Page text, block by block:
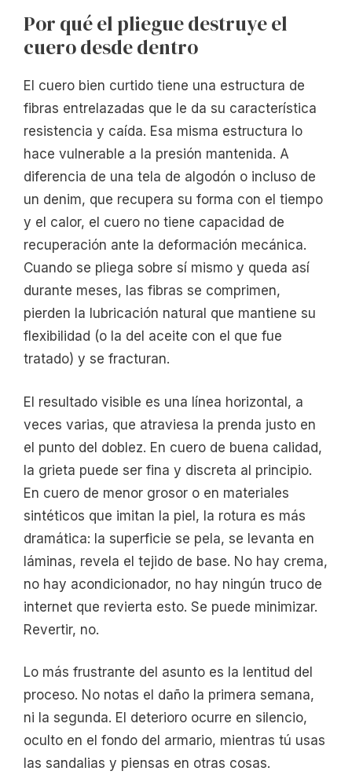
Por qué el pliegue destruye el
cuero desde dentro
El cuero bien curtido tiene una estructura de
fibras entrelazadas que le da su característica
resistencia y caída. Esa misma estructura lo
hace vulnerable a la presión mantenida. A
diferencia de una tela de algodón o incluso de
un denim, que recupera su forma con el tiempo
y el calor, el cuero no tiene capacidad de
recuperación ante la deformación mecánica.
Cuando se pliega sobre sí mismo y queda así
durante meses, las fibras se comprimen,
pierden la lubricación natural que mantiene su
flexibilidad (o la del aceite con el que fue
tratado) y se fracturan.
El resultado visible es una línea horizontal, a
veces varias, que atraviesa la prenda justo en
el punto del doblez. En cuero de buena calidad,
la grieta puede ser fina y discreta al principio.
En cuero de menor grosor o en materiales
sintéticos que imitan la piel, la rotura es más
dramática: la superficie se pela, se levanta en
láminas, revela el tejido de base. No hay crema,
no hay acondicionador, no hay ningún truco de
internet que revierta esto. Se puede minimizar.
Revertir, no.
Lo más frustrante del asunto es la lentitud del
proceso. No notas el daño la primera semana,
ni la segunda. El deterioro ocurre en silencio,
oculto en el fondo del armario, mientras tú usas
las sandalias y piensas en otras cosas.